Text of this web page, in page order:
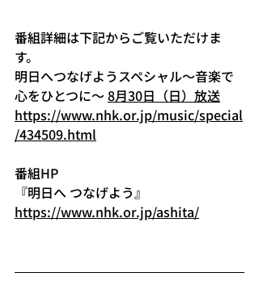
番組詳細は下記からご覧いただけま
す。
明日へつなげようスペシャル～音楽で
心をひとつに～ 8月30日（日）放送
https://www.nhk.or.jp/music/special
/434509.html
番組HP
『明日へ つなげよう』
https://www.nhk.or.jp/ashita/